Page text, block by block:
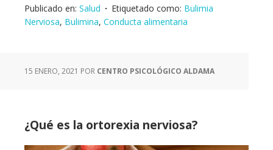
Publicado en: Salud Etiquetado como: Bulimia
Nerviosa, Bulimina, Conducta alimentaria
15 ENERO, 2021 POR CENTRO PSICOLÓGICO ALDAMA
¿Qué es la ortorexia nerviosa?